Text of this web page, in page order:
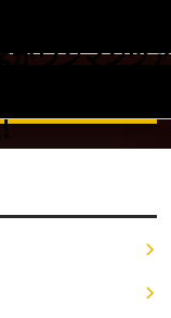
かワンマンツ